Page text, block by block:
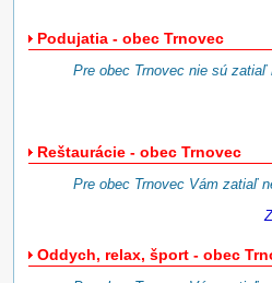
Podujatia - obec Trnovec
Pre obec Trnovec nie sú
Reštaurácie - obec Trnovec
Pre obec Trnovec Vám zatiaľ
Oddych, relax, šport - obec